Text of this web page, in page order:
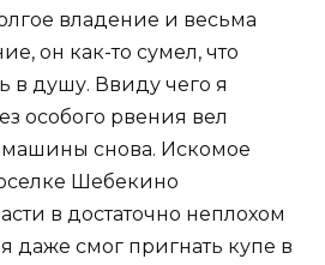
владение и весьма
он как-то сумел, что
в душу. Ввиду чего я
особого рвения вел
снова. Искомое
Шебекино
в достаточно неплохом
даже смог пригнать купе в